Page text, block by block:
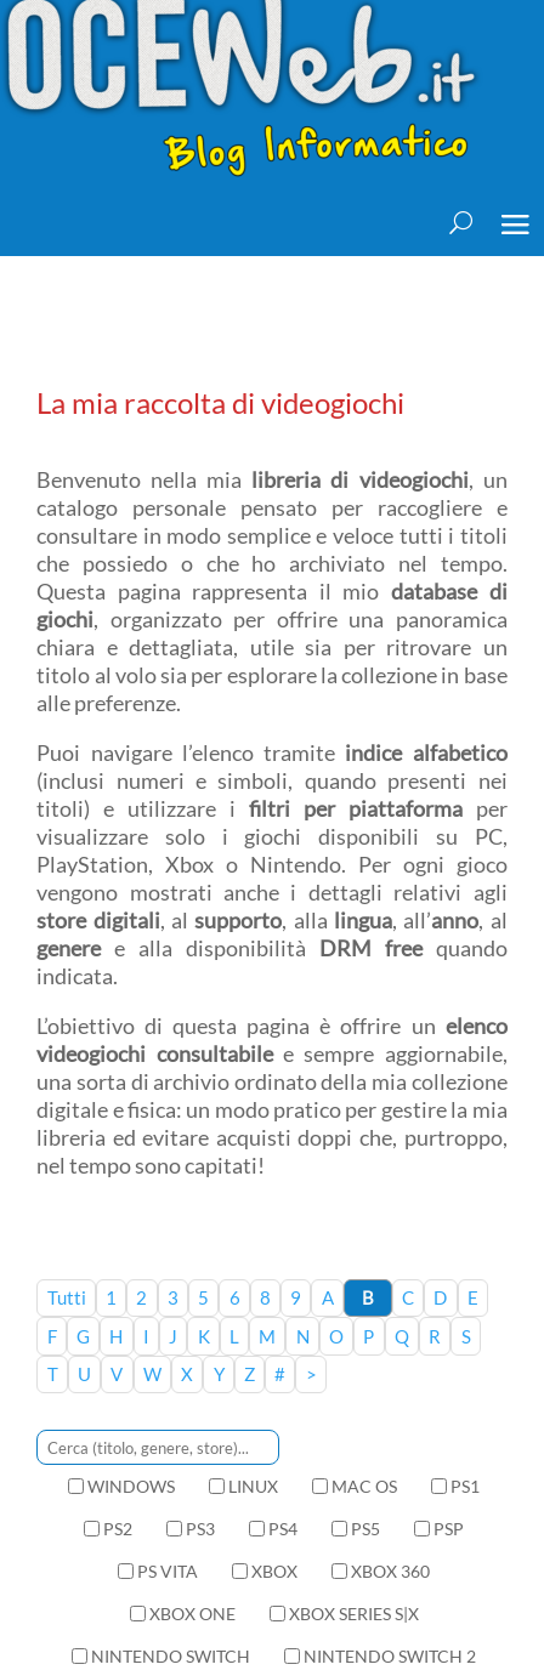
La mia raccolta di videogiochi
Benvenuto nella mia libreria di videogiochi, un
catalogo personale pensato per raccogliere e
consultare in modo semplice e veloce tutti i titoli
che possiedo o che ho archiviato nel tempo.
Questa pagina rappresenta il miodatabase di
giochi, organizzato per offrire una panoramica
chiara e dettagliata, utile sia per ritrovare un
titolo al volo sia per esplorare la collezione in base
alle preferenze.
Puoi navigare l’elenco tramite indice alfabetico
(inclusi numeri e simboli, quando presenti nei
titoli) e utilizzare i filtri per piattaformaper
visualizzare solo i giochi disponibili su PC,
PlayStation, Xbox o Nintendo. Per ogni gioco
vengono mostrati anche i dettagli relativi agli
store digitali, alsupporto, alla lingua, all’anno, al
generee alla disponibilità DRM freequando
indicata.
L’obiettivo di questa pagina è offrire un elenco
videogiochi consultabilee sempre aggiornabile,
una sorta di archivio ordinato della mia collezione
digitale e fisica: un modo pratico per gestire la mia
libreria ed evitare acquisti doppi che, purtroppo,
nel tempo sono capitati!
Tutti 1 2 3 5 6 8 9 A B C D
E
F
G H I J K L M N O P Q R
S
T
U V W X Y Z # >
WINDOWS LINUX MAC OS PS1
PS2 PS3 PS4 PS5 PSP
PS VITA XBOX XBOX 360
XBOX ONE XBOX SERIES S|X
NINTENDO SWITCH NINTENDO SWITCH 2